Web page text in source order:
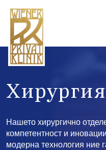
Xирургия
Нашето хирургично
компетентност и
модерна технология ние